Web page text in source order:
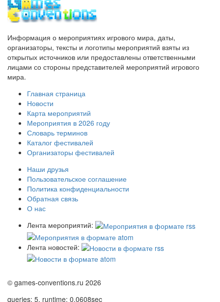
Информация о мероприятиях игрового мира, даты,
организаторы, тексты и логотипы мероприятий взяты из
открытых источников или предоставлены ответственными
лицами со стороны представителей мероприятий игрового
мира.
Главная страница
Новости
Карта мероприятий
Мероприятия в 2026 году
Словарь терминов
Каталог фестивалей
Организаторы фестивалей
Наши друзья
Пользовательское соглашение
Политика конфиденциальности
Обратная связь
О нас
Лента мероприятий:
Лента новостей:
© games-conventions.ru 2026
queries: 5, runtime: 0,0608sec